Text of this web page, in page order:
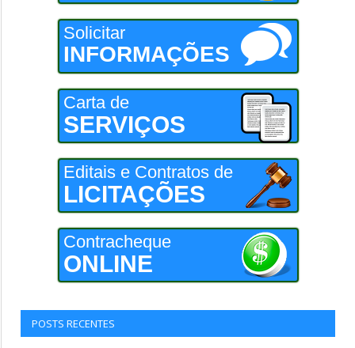
Solicitar
INFORMAÇÕES
Carta de
SERVIÇOS
Editais e Contratos de
LICITAÇÕES
Contracheque
ONLINE
POSTS RECENTES